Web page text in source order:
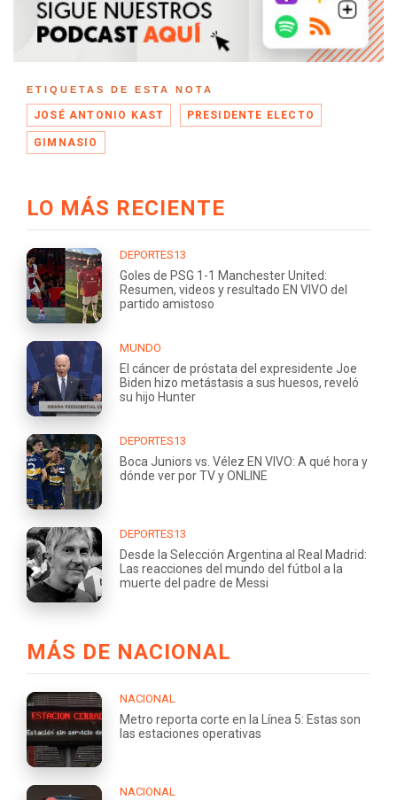
ETIQUETAS DE ESTA NOTA
JOSÉ ANTONIO KAST PRESIDENTE ELECTO
GIMNASIO
LO MÁS RECIENTE
DEPORTES13
Goles de PSG 1-1 Manchester United:
Resumen, videos y resultado EN VIVO del
partido amistoso
MUNDO
El cáncer de próstata del expresidente Joe
Biden hizo metástasis a sus huesos, reveló
su hijo Hunter
DEPORTES13
Boca Juniors vs. Vélez EN VIVO: A qué hora y
dónde ver por TV y ONLINE
DEPORTES13
Desde la Selección Argentina al Real Madrid:
Las reacciones del mundo del fútbol a la
muerte del padre de Messi
MÁS DE NACIONAL
NACIONAL
Metro reporta corte en la Línea 5: Estas son
las estaciones operativas
NACIONAL